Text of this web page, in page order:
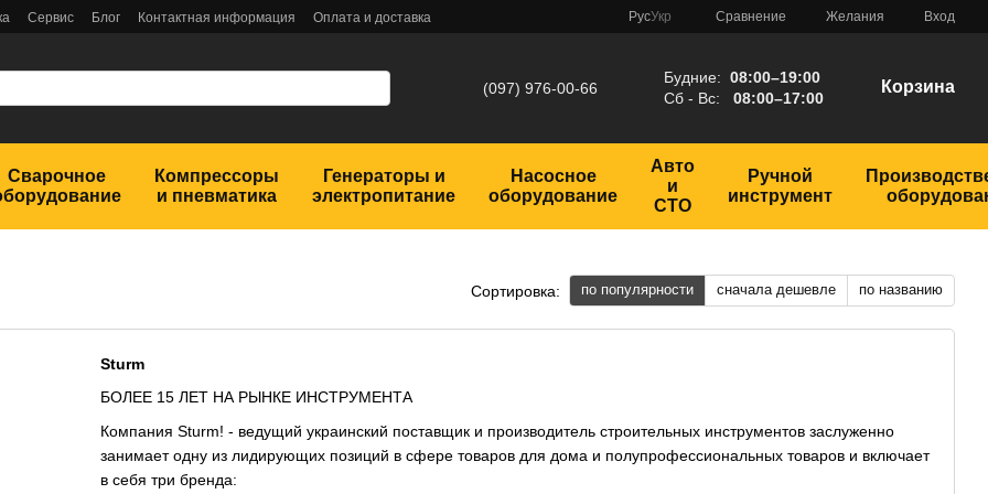
Сервис Блог Контактная информация
Оплата и доставка
РусУкр Сравнение Желания Вход
(097) 976-00-66
Будние: 08:00–19:00
Сб - Вс: 08:00–17:00
Корзина
Сварочное
Компрессоры
и пневматика
Генераторы и
электропитание
Насосное
оборудование
Авто
и
СТО
Ручной
инструмент
Сортировка: по популярности сначала дешевле по названию
Sturm
БОЛЕЕ 15 ЛЕТ НА РЫНКЕ ИНСТРУМЕНТА
Компания Sturm! - ведущий украинский поставщик и производитель строительных инструментов заслуженно
занимает одну из лидирующих позиций в сфере товаров для дома и полупрофессиональных товаров и включает
в себя три бренда: